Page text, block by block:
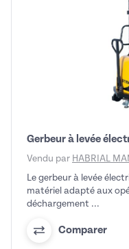
Gerbeur à levée
Vendu par HABRIAL
Le gerbeur à levée
matériel adapté aux
déchargement ...
Comparer